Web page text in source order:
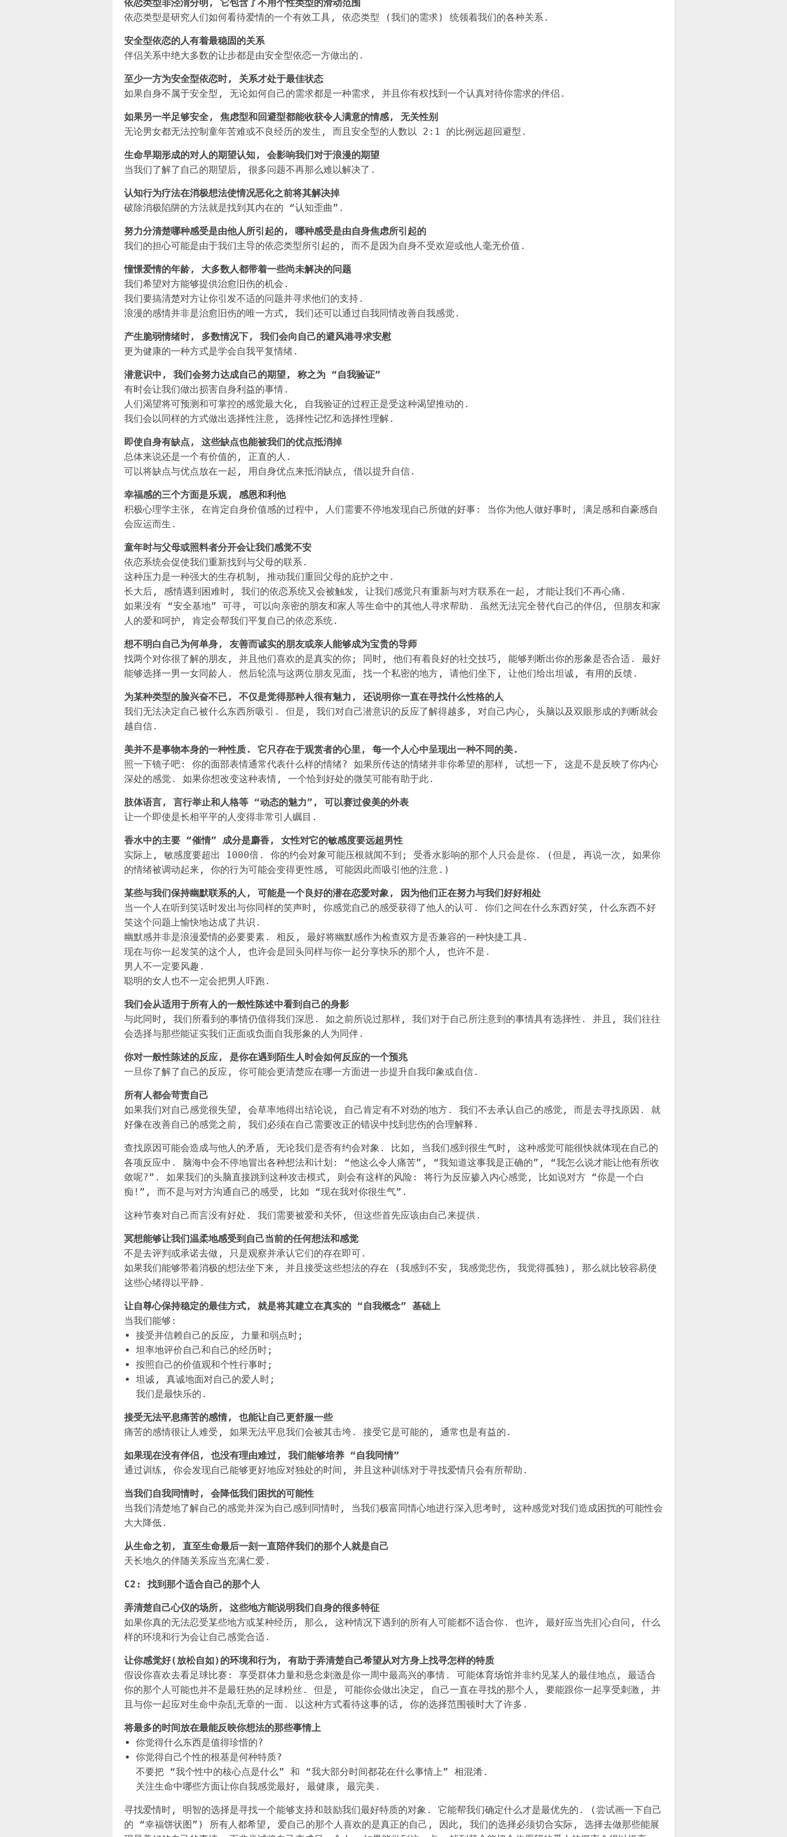
依恋类型非泾渭分明, 它包含了不用个性类型的滑动范围
依恋类型是研究人们如何看待爱情的一个有效工具, 依恋类型 (我们的需求) 统领着我们的各种关系.
安全型依恋的人有着最稳固的关系
伴侣关系中绝大多数的让步都是由安全型依恋一方做出的.
至少一方为安全型依恋时, 关系才处于最佳状态
如果自身不属于安全型, 无论如何自己的需求都是一种需求, 并且你有权找到一个认真对待你需求的伴侣.
如果另一半足够安全, 焦虑型和回避型都能收获令人满意的情感, 无关性别
无论男女都无法控制童年苦难或不良经历的发生, 而且安全型的人数以 2:1 的比例远超回避型.
生命早期形成的对人的期望认知, 会影响我们对于浪漫的期望
当我们了解了自己的期望后, 很多问题不再那么难以解决了.
认知行为疗法在消极想法使情况恶化之前将其解决掉
破除消极陷阱的方法就是找到其内在的 “认知歪曲”.
努力分清楚哪种感受是由他人所引起的, 哪种感受是由自身焦虑所引起的
我们的担心可能是由于我们主导的依恋类型所引起的, 而不是因为自身不受欢迎或他人毫无价值.
憧憬爱情的年龄, 大多数人都带着一些尚未解决的问题
我们希望对方能够提供治愈旧伤的机会.
我们要搞清楚对方让你引发不适的问题并寻求他们的支持.
浪漫的感情并非是治愈旧伤的唯一方式, 我们还可以通过自我同情改善自我感觉.
产生脆弱情绪时, 多数情况下, 我们会向自己的避风港寻求安慰
更为健康的一种方式是学会自我平复情绪.
潜意识中, 我们会努力达成自己的期望, 称之为 “自我验证”
有时会让我们做出损害自身利益的事情.
人们渴望将可预测和可掌控的感觉最大化, 自我验证的过程正是受这种渴望推动的.
我们会以同样的方式做出选择性注意, 选择性记忆和选择性理解.
即使自身有缺点, 这些缺点也能被我们的优点抵消掉
总体来说还是一个有价值的, 正直的人.
可以将缺点与优点放在一起, 用自身优点来抵消缺点, 借以提升自信.
幸福感的三个方面是乐观, 感恩和利他
积极心理学主张, 在肯定自身价值感的过程中, 人们需要不停地发现自己所做的好事: 当你为他人做好事时, 满足感和自豪感自
会应运而生.
童年时与父母或照料者分开会让我们感觉不安
依恋系统会促使我们重新找到与父母的联系.
这种压力是一种强大的生存机制, 推动我们重回父母的庇护之中.
长大后, 感情遇到困难时, 我们的依恋系统又会被触发, 让我们感觉只有重新与对方联系在一起, 才能让我们不再心痛.
如果没有 “安全基地” 可寻, 可以向亲密的朋友和家人等生命中的其他人寻求帮助. 虽然无法完全替代自己的伴侣, 但朋友和家
人的爱和呵护, 肯定会帮我们平复自己的依恋系统.
想不明白自己为何单身, 友善而诚实的朋友或亲人能够成为宝贵的导师
找两个对你很了解的朋友, 并且他们喜欢的是真实的你; 同时, 他们有着良好的社交技巧, 能够判断出你的形象是否合适. 最好
能够选择一男一女同龄人. 然后轮流与这两位朋友见面, 找一个私密的地方, 请他们坐下, 让他们给出坦诚, 有用的反馈.
为某种类型的脸兴奋不已, 不仅是觉得那种人很有魅力, 还说明你一直在寻找什么性格的人
我们无法决定自己被什么东西所吸引. 但是, 我们对自己潜意识的反应了解得越多, 对自己内心, 头脑以及双眼形成的判断就会
越自信.
美并不是事物本身的一种性质. 它只存在于观赏者的心里, 每一个人心中呈现出一种不同的美.
照一下镜子吧: 你的面部表情通常代表什么样的情绪? 如果所传达的情绪并非你希望的那样, 试想一下, 这是不是反映了你内心
深处的感觉. 如果你想改变这种表情, 一个恰到好处的微笑可能有助于此.
肢体语言, 言行举止和人格等 “动态的魅力”, 可以赛过俊美的外表
让一个即使是长相平平的人变得非常引人瞩目.
香水中的主要 “催情” 成分是麝香, 女性对它的敏感度要远超男性
实际上, 敏感度要超出 1000倍. 你的约会对象可能压根就闻不到; 受香水影响的那个人只会是你. (但是, 再说一次, 如果你
的情绪被调动起来, 你的行为可能会变得更性感, 可能因此而吸引他的注意.)
某些与我们保持幽默联系的人, 可能是一个良好的潜在恋爱对象, 因为他们正在努力与我们好好相处
当一个人在听到笑话时发出与你同样的笑声时, 你感觉自己的感受获得了他人的认可. 你们之间在什么东西好笑, 什么东西不好
笑这个问题上愉快地达成了共识.
幽默感并非是浪漫爱情的必要要素. 相反, 最好将幽默感作为检查双方是否兼容的一种快捷工具.
现在与你一起发笑的这个人, 也许会是回头同样与你一起分享快乐的那个人, 也许不是.
男人不一定要风趣.
聪明的女人也不一定会把男人吓跑.
我们会从适用于所有人的一般性陈述中看到自己的身影
与此同时, 我们所看到的事情仍值得我们深思. 如之前所说过那样, 我们对于自己所注意到的事情具有选择性. 并且, 我们往往
会选择与那些能证实我们正面或负面自我形象的人为同伴.
你对一般性陈述的反应, 是你在遇到陌生人时会如何反应的一个预兆
一旦你了解了自己的反应, 你可能会更清楚应在哪一方面进一步提升自我印象或自信.
所有人都会苛责自己
如果我们对自己感觉很失望, 会草率地得出结论说, 自己肯定有不对劲的地方. 我们不去承认自己的感觉, 而是去寻找原因. 就
好像在改善自己的感觉之前, 我们必须在自己需要改正的错误中找到悲伤的合理解释.
查找原因可能会造成与他人的矛盾, 无论我们是否有约会对象. 比如, 当我们感到很生气时, 这种感觉可能很快就体现在自己的
各项反应中. 脑海中会不停地冒出各种想法和计划: “他这么令人痛苦”, “我知道这事我是正确的”, “我怎么说才能让他有所收
敛呢?”. 如果我们的头脑直接跳到这种攻击模式, 则会有这样的风险: 将行为反应掺入内心感觉, 比如说对方 “你是一个白
痴!”, 而不是与对方沟通自己的感受, 比如 “现在我对你很生气”.
这种节奏对自己而言没有好处. 我们需要被爱和关怀, 但这些首先应该由自己来提供.
冥想能够让我们温柔地感受到自己当前的任何想法和感觉
不是去评判或承诺去做, 只是观察并承认它们的存在即可.
如果我们能够带着消极的想法坐下来, 并且接受这些想法的存在 (我感到不安, 我感觉悲伤, 我觉得孤独), 那么就比较容易使
这些心绪得以平静.
让自尊心保持稳定的最佳方式, 就是将其建立在真实的 “自我概念” 基础上
当我们能够:
接受并信赖自己的反应, 力量和弱点时;
坦率地评价自己和自己的经历时;
按照自己的价值观和个性行事时;
坦诚, 真诚地面对自己的爱人时;
我们是最快乐的.
接受无法平息痛苦的感情, 也能让自己更舒服一些
痛苦的感情很让人难受, 如果无法平息我们会被其击垮. 接受它是可能的, 通常也是有益的.
如果现在没有伴侣, 也没有理由难过, 我们能够培养 “自我同情”
通过训练, 你会发现自己能够更好地应对独处的时间, 并且这种训练对于寻找爱情只会有所帮助.
当我们自我同情时, 会降低我们困扰的可能性
当我们清楚地了解自己的感觉并深为自己感到同情时, 当我们极富同情心地进行深入思考时, 这种感觉对我们造成困扰的可能性会
大大降低.
从生命之初, 直至生命最后一刻一直陪伴我们的那个人就是自己
天长地久的伴随关系应当充满仁爱.
C2: 找到那个适合自己的那个人
弄清楚自己心仪的场所, 这些地方能说明我们自身的很多特征
如果你真的无法忍受某些地方或某种经历, 那么, 这种情况下遇到的所有人可能都不适合你. 也许, 最好应当先扪心自问, 什么
样的环境和行为会让自己感觉合适.
让你感觉好(放松自如)的环境和行为, 有助于弄清楚自己希望从对方身上找寻怎样的特质
假设你喜欢去看足球比赛: 享受群体力量和悬念刺激是你一周中最高兴的事情. 可能体育场馆并非约见某人的最佳地点, 最适合
你的那个人可能也并不是最狂热的足球粉丝. 但是, 可能你会做出决定, 自己一直在寻找的那个人, 要能跟你一起享受刺激, 并
且与你一起应对生命中杂乱无章的一面. 以这种方式看待这事的话, 你的选择范围顿时大了许多.
将最多的时间放在最能反映你想法的那些事情上
你觉得什么东西是值得珍惜的?
你觉得自己个性的根基是何种特质?
不要把 “我个性中的核心点是什么” 和 “我大部分时间都花在什么事情上” 相混淆.
关注生命中哪些方面让你自我感觉最好, 最健康, 最完美.
寻找爱情时, 明智的选择是寻找一个能够支持和鼓励我们最好特质的对象. 它能帮我们确定什么才是最优先的. (尝试画一下自己
的 “幸福饼状图”) 所有人都希望, 爱自己的那个人喜欢的是真正的自己, 因此, 我们的选择必须切合实际, 选择去做那些能展